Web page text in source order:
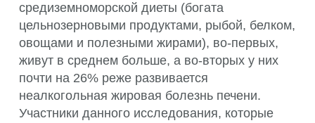
средиземноморской диеты (богата
цельнозерновыми продуктами, рыбой, белком,
овощами и полезными жирами), во-первых,
живут в среднем больше, а во-вторых у них
почти на 26% реже развивается
неалкогольная жировая болезнь печени.
Участники данного исследования, которые